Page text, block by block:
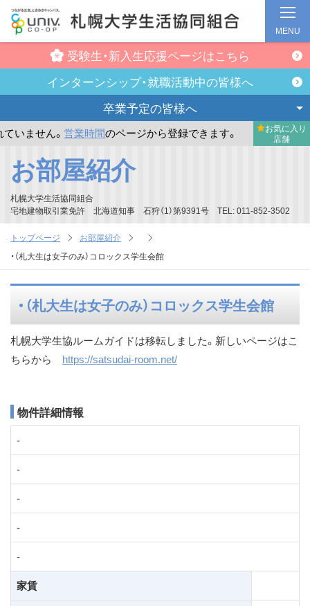
受験生・新入生応援ページはこちら
インターンシップ・就職活動中の皆様へ
卒業予定の皆様へ
せん。営業時間のページから登録できます。 まだお気に
お気に入り
店舗
MENU
お部屋紹介
札幌大学生活協同組合
宅地建物取引業免許 北海道知事 石狩（1）第9391号 TEL: 011-852-3502
トップページ
お部屋紹介
・（札大生は女子のみ）コロックス学生会館
・（札大生は女子のみ）コロックス学生会館
札幌大学生協ルームガイドは移転しました。新しいページはこ
ちらから https://satsudai-room.net/
物件詳細情報
-
-
-
-
-
家賃